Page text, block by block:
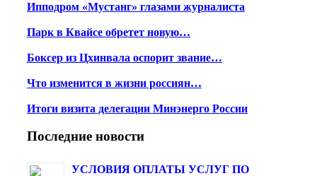
Ипподром «Мустанг» глазами журналиста
Парк в Квайсе обретет новую…
Боксер из Цхинвала оспорит звание…
Что изменится в жизни россиян…
Итоги визита делегации Минэнерго России
Последние новости
УСЛОВИЯ ОПЛАТЫ УСЛУГ ПО